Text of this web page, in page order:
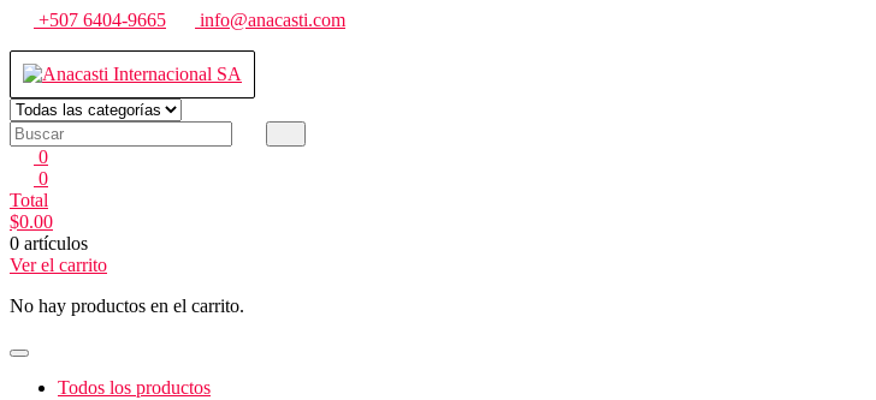
Saltar
contenido
+507 6404-9665 info@anacasti.com
Anacasti Internacional SA
Ventas de productos al por mayor de flores y plantas. juguetes, navidad, religioso y adornos
0
0
Total
$0.00
0 artículos
Ver el carrito
No hay productos en el carrito.
Todos los productos